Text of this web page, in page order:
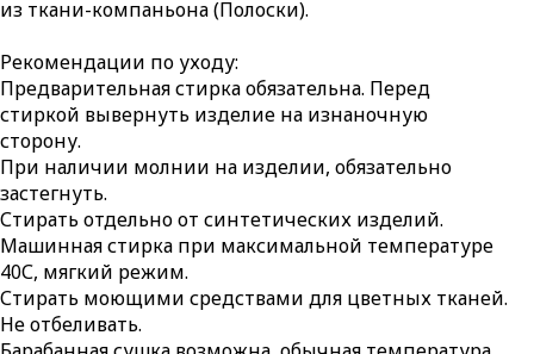
из ткани-компаньона (Полоски).
Рекомендации по уходу:
Предварительная стирка обязательна. Перед
стиркой вывернуть изделие на изнаночную
сторону.
При наличии молнии на изделии, обязательно
застегнуть.
Стирать отдельно от синтетических изделий.
Машинная стирка при максимальной температуре
40С, мягкий режим.
Стирать моющими средствами для цветных тканей.
Не отбеливать.